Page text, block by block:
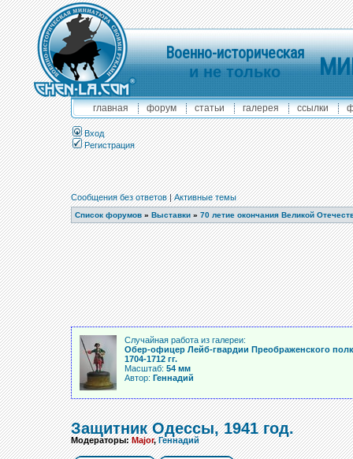
Военно-историческая
и не только
главная форум статьи галерея ссылки
Вход
Регистрация
Сообщения без ответов|Активные темы
Список форумов » Выставки » 70 летие окончания Великой
Случайная работа из галереи:
Обер-офицер Лейб-гвардии Преображенского
1704-1712 гг.
Масштаб: 54 мм
Автор: Геннадий
Защитник Одессы, 1941 год.
Модераторы:Major,Геннадий